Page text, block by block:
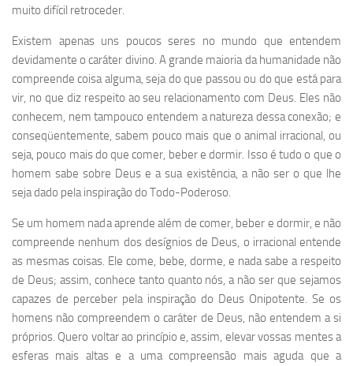
muito difícil retroceder.
Existem apenas uns poucos seres no mundo que entendem
devidamente o caráter divino. A grande maioria da humanidade não
compreende coisa alguma, seja do que passou ou do que está para
vir, no que diz respeito ao seu relacionamento com Deus. Eles não
conhecem, nem tampouco entendem a natureza dessa conexão; e
conseqüentemente, sabem pouco mais que o animal irracional, ou
seja, pouco mais do que comer, beber e dormir. Isso é tudo o que o
homem sabe sobre Deus e a sua existência, a não ser o que lhe
seja dado pela inspiração do Todo-Poderoso.
Se um homem nada aprende além de comer, beber e dormir, e não
compreende nenhum dos desígnios de Deus, o irracional entende
as mesmas coisas. Ele come, bebe, dorme, e nada sabe a respeito
de Deus; assim, conhece tanto quanto nós, a não ser que sejamos
capazes de perceber pela inspiração do Deus Onipotente. Se os
homens não compreendem o caráter de Deus, não entendem a si
próprios. Quero voltar ao princípio e, assim, elevar vossas mentes a
esferas mais altas e a uma compreensão mais aguda que a